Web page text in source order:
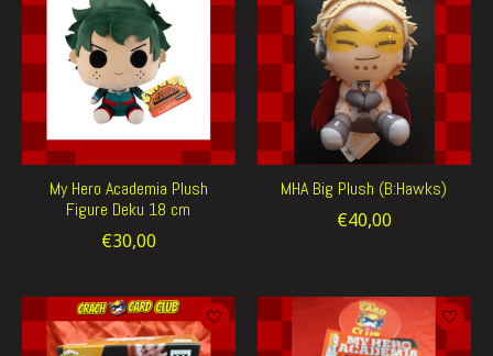
My Hero Academia Plush
Figure Deku 18 cm
€30,00
MHA Big Plush (B:Hawks)
€40,00